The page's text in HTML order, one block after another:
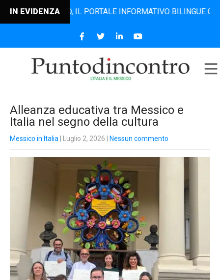
IN EVIDENZAIL PORTALE INFORMATIVO BILINGUE CHE
Alleanza educativa tra Messico e
Italia nel segno della cultura
Messico in Italia | Luglio 2, 2026 Nessun commento